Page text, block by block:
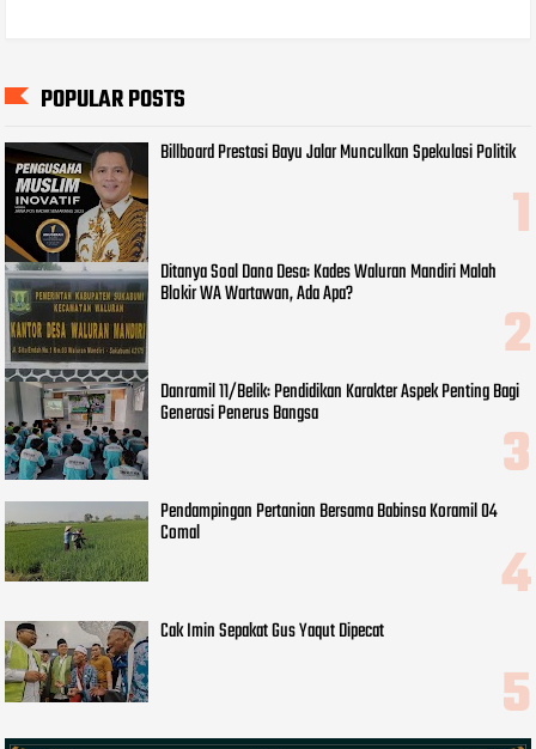
POPULAR POSTS
Billboard Prestasi Bayu Jalar Munculkan Spekulasi Politik
Ditanya Soal Dana Desa: Kades Waluran Mandiri Malah
Blokir WA Wartawan, Ada Apa?
Danramil 11/Belik: Pendidikan Karakter Aspek Penting Bagi
Generasi Penerus Bangsa
Pendampingan Pertanian Bersama Babinsa Koramil 04
Comal
Cak Imin Sepakat Gus Yaqut Dipecat